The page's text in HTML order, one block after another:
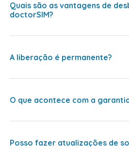
Quais são as vantagens de
doctorSIM?
A liberação é permanente?
O que acontece com a
Posso fazer atualizações de